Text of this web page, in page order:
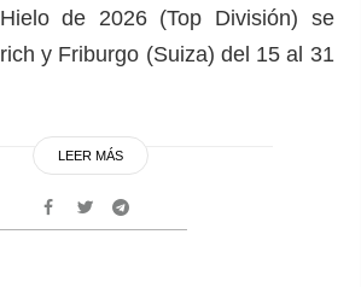
de 2026 (Top División) se
y Friburgo (Suiza) del 15 al 31
LEER MÁS